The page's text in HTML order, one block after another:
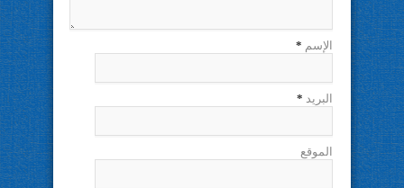
الإسم *
البريد *
الموقع